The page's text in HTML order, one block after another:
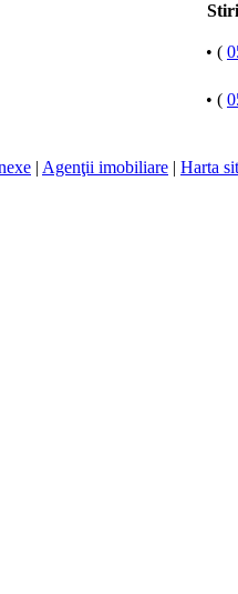
• (
• (
| Agenţii imobiliare | Harta